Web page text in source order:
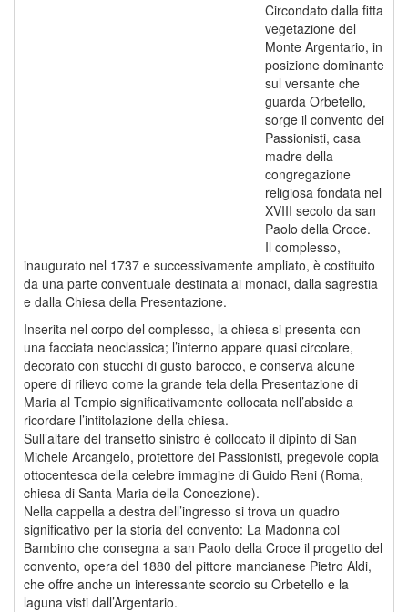
Circondato dalla fitta
vegetazione del
Monte Argentario, in
posizione dominante
sul versante che
guarda Orbetello,
sorge il convento dei
Passionisti, casa
madre della
congregazione
religiosa fondata nel
XVIII secolo da san
Paolo della Croce.
Il complesso,
inaugurato nel 1737 e successivamente ampliato, è costituito
da una parte conventuale destinata ai monaci, dalla sagrestia
e dalla Chiesa della Presentazione.
Inserita nel corpo del complesso, la chiesa si presenta con
una facciata neoclassica; l’interno appare quasi circolare,
decorato con stucchi di gusto barocco, e conserva alcune
opere di rilievo come la grande tela della Presentazione di
Maria al Tempio significativamente collocata nell’abside a
ricordare l’intitolazione della chiesa.
Sull’altare del transetto sinistro è collocato il dipinto di San
Michele Arcangelo, protettore dei Passionisti, pregevole copia
ottocentesca della celebre immagine di Guido Reni (Roma,
chiesa di Santa Maria della Concezione).
Nella cappella a destra dell’ingresso si trova un quadro
significativo per la storia del convento: La Madonna col
Bambino che consegna a san Paolo della Croce il progetto del
convento, opera del 1880 del pittore mancianese Pietro Aldi,
che offre anche un interessante scorcio su Orbetello e la
laguna visti dall’Argentario.